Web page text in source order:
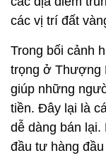
các vị trí đất
Trong bối cảnh
trọng ở Thượng
giúp những
tiền. Đây lại là
dễ dàng bán lại.
đầu tư hàng